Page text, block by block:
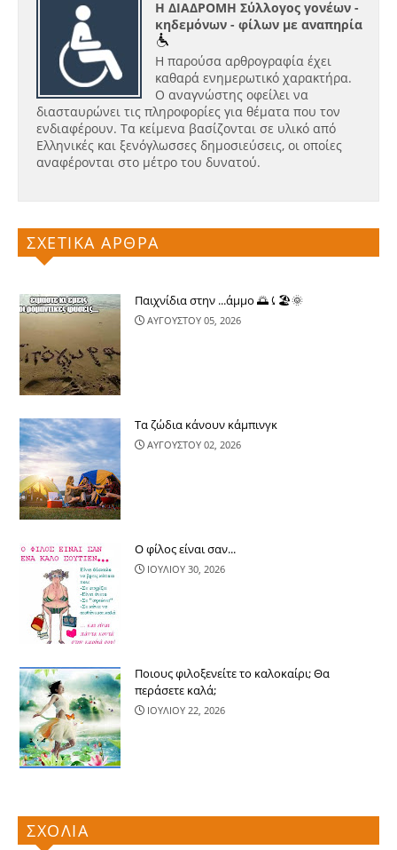
Η ΔΙΑΔΡΟΜΗ Σύλλογος γονέων -
κηδεμόνων - φίλων με αναπηρία
Η παρούσα αρθρογραφία έχει
καθαρά ενημερωτικό χαρακτήρα.
Ο αναγνώστης οφείλει να
διασταυρώνει τις πληροφορίες για θέματα που τον
ενδιαφέρουν. Τα κείμενα βασίζονται σε υλικό από
Ελληνικές και ξενόγλωσσες δημοσιεύσεις, οι οποίες
αναφέρονται στο μέτρο του δυνατού.
ΣΧΕΤΙΚΑ ΑΡΘΡΑ
Παιχνίδια στην ...άμμο 🌅⤹🏖🌞
ΑΥΓΟΥΣΤΟΥ 05, 2026
Τα ζώδια κάνουν κάμπινγκ
ΑΥΓΟΥΣΤΟΥ 02, 2026
Ο φίλος είναι σαν...
ΙΟΥΛΙΟΥ 30, 2026
Ποιους φιλοξενείτε το καλοκαίρι; Θα
περάσετε καλά;
ΙΟΥΛΙΟΥ 22, 2026
ΣΧΟΛΙΑ